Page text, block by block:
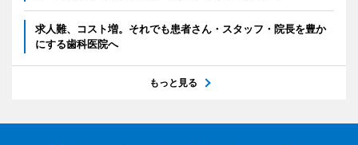
求人難、コスト増。それでも患者さん・スタッフ・院長を豊か
にする歯科医院へ
もっと見る